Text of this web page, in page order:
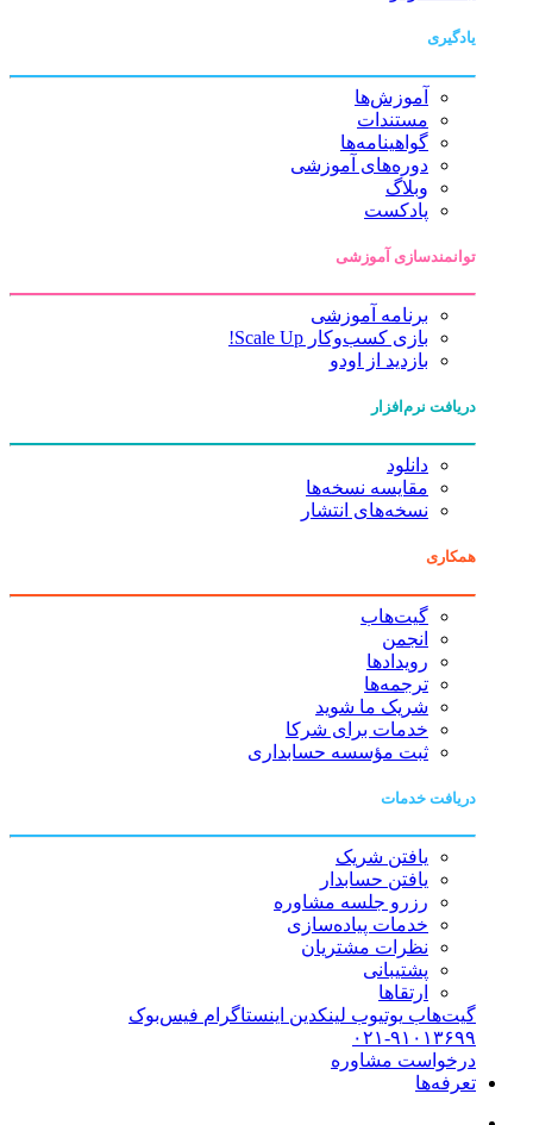
یادگیری
آموزش‌ها
مستندات
گواهینامه‌ها
دوره‌های آموزشی
وبلاگ
پادکست
توانمندسازی آموزشی
برنامه آموزشی
بازی کسب‌وکار Scale Up!
بازدید از اودو
دریافت نرم‌افزار
دانلود
مقایسه نسخه‌ها
نسخه‌های انتشار
همکاری
گیت‌هاب
انجمن
رویدادها
ترجمه‌ها
شریک ما شوید
خدمات برای شرکا
ثبت مؤسسه حسابداری
دریافت خدمات
یافتن شریک
یافتن حسابدار
رزرو جلسه مشاوره
خدمات پیاده‌سازی
نظرات مشتریان
پشتیبانی
ارتقاها
گیت‌هاب یوتیوب لینکدین اینستاگرام فیس‌بوک
۰۲۱-۹۱۰۱۳۶۹۹
درخواست مشاوره
تعرفه‌ها